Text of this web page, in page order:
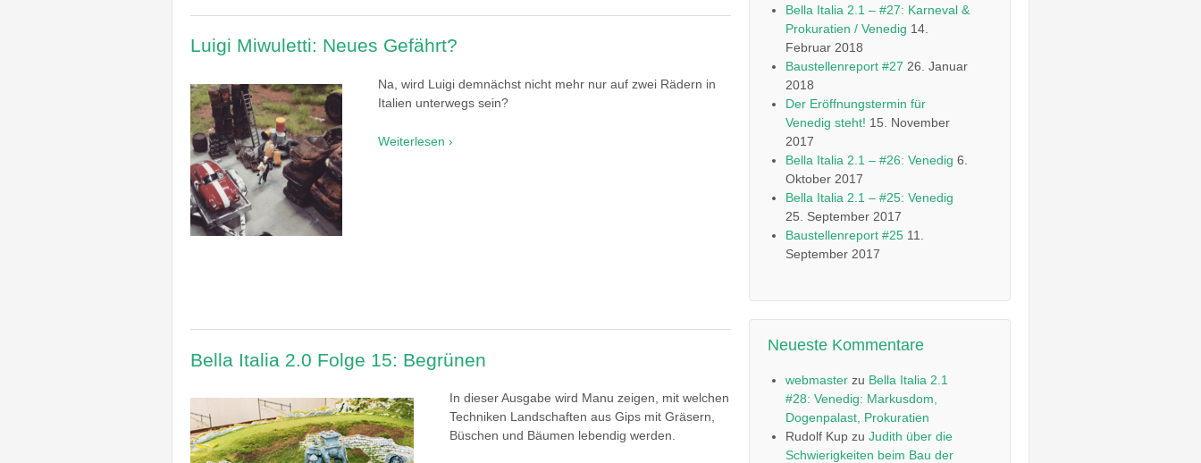
Luigi Miwuletti: Neues Gefährt?
Na, wird Luigi demnächst nicht mehr nur auf zwei Rädern in
Italien unterwegs sein?
Weiterlesen ›
Bella Italia 2.0 Folge 15: Begrünen
In dieser Ausgabe wird Manu zeigen, mit welchen
Techniken Landschaften aus Gips mit Gräsern,
Büschen und Bäumen lebendig werden.
Bella Italia 2.1 – #27: Karneval &
Prokuratien / Venedig 14.
Februar 2018
Baustellenreport #27 26. Januar
2018
Der Eröffnungstermin für
Venedig steht! 15. November
2017
Bella Italia 2.1 – #26: Venedig 6.
Oktober 2017
Bella Italia 2.1 – #25: Venedig
25. September 2017
Baustellenreport #25 11.
September 2017
Neueste Kommentare
webmaster zu Bella Italia 2.1
#28: Venedig: Markusdom,
Dogenpalast, Prokuratien
Rudolf Kup zuJudith über die
Schwierigkeiten beim Bau der